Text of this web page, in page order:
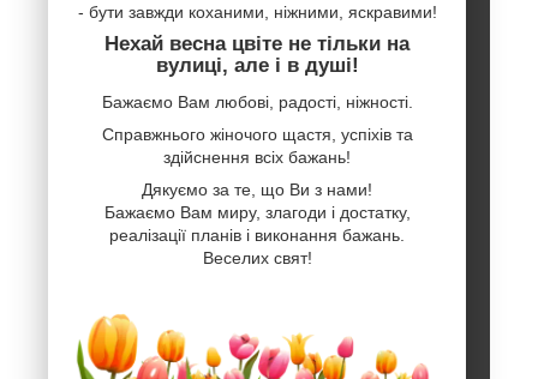
- бути завжди коханими, ніжними, яскравими!
Нехай весна цвіте не тільки на
вулиці, але і в душі!
Бажаємо Вам любові, радості, ніжності.
Справжнього жіночого щастя, успіхів та
здійснення всіх бажань!
Дякуємо за те, що Ви з нами!
Бажаємо Вам миру, злагоди і достатку,
реалізації планів і виконання бажань.
Веселих свят!